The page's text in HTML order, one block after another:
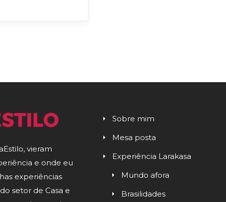
vieram
e onde eu
experiências
setor de Casa e
Sobre mim
Mesa posta
Experiência Larakasa
Mundo afora
Brasilidades